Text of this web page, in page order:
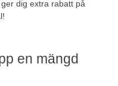
en mängd
dig extra rabatt på